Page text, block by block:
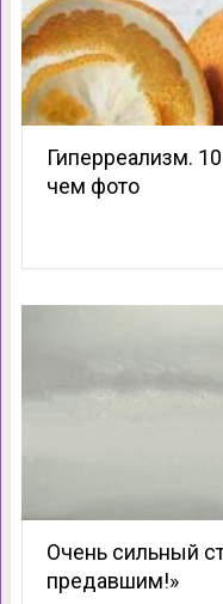
Гиперреализм.
чем фото
Очень сильный
предавшим!»